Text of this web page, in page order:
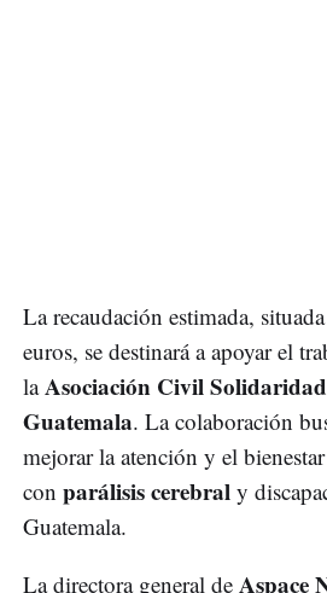
La recaudación estimada,
euros, se destinará a apoyar el
laAsociación Civil
Guatemala. La colaboración
mejorar la atención y el
con parálisis cerebral y
Guatemala.
La directora general de Aspace